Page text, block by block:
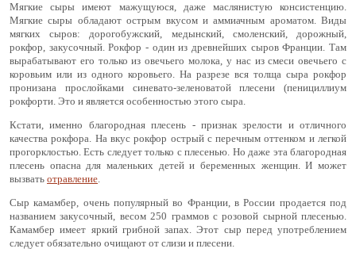
Мягкие сыры имеют мажущуюся, даже маслянистую консистенцию.
Мягкие сыры обладают острым вкусом и аммиачным ароматом. Виды
мягких сыров: дорогобужский, медынский, смоленский, дорожный,
рокфор, закусочный. Рокфор - один из древнейших сыров Франции. Там
вырабатывают его только из овечьего молока, у нас из смеси овечьего с
коровьим или из одного коровьего. На разрезе вся толща сыра рокфор
пронизана прослойками синевато-зеленоватой плесени (пенициллиум
рокфорти. Это и является особенностью этого сыра.
Кстати, именно благородная плесень - признак зрелости и отличного
качества рокфора. На вкус рокфор острый с перечным оттенком и легкой
прогорклостью. Есть следует только с плесенью. Но даже эта благородная
плесень опасна для маленьких детей и беременных женщин. И может
вызвать отравление.
Сыр камамбер, очень популярный во Франции, в России продается под
названием закусочный, весом 250 граммов с розовой сырной плесенью.
Камамбер имеет яркий грибной запах. Этот сыр перед употреблением
следует обязательно очищают от слизи и плесени.